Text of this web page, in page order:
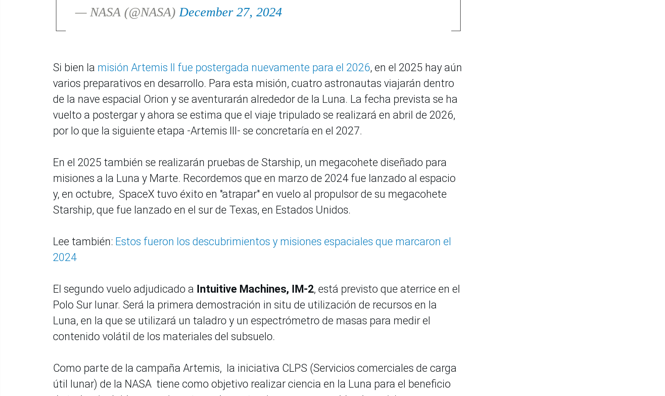
— NASA (@NASA)December 27, 2024
Si bien la misión Artemis II fue postergada nuevamente para el 2026, en el 2025 hay aún
varios preparativos en desarrollo. Para esta misión, cuatro astronautas viajarán dentro
de la nave espacial Orion y se aventurarán alrededor de la Luna. La fecha prevista se ha
vuelto a postergar y ahora se estima que el viaje tripulado se realizará en abril de 2026,
por lo que la siguiente etapa -Artemis III- se concretaría en el 2027.
En el 2025 también se realizarán pruebas de Starship, un megacohete diseñado para
misiones a la Luna y Marte. Recordemos que en marzo de 2024 fue lanzado al espacio
y, en octubre, SpaceX tuvo éxito en "atrapar" en vuelo al propulsor de su megacohete
Starship, que fue lanzado en el sur de Texas, en Estados Unidos.
Lee también: Estos fueron los descubrimientos y misiones espaciales que marcaron el
2024
El segundo vuelo adjudicado a Intuitive Machines, IM-2, está previsto que aterrice en el
Polo Sur lunar. Será la primera demostración in situ de utilización de recursos en la
Luna, en la que se utilizará un taladro y un espectrómetro de masas para medir el
contenido volátil de los materiales del subsuelo.
Como parte de la campaña Artemis, la iniciativa CLPS (Servicios comerciales de carga
útil lunar) de la NASA tiene como objetivo realizar ciencia en la Luna para el beneficio